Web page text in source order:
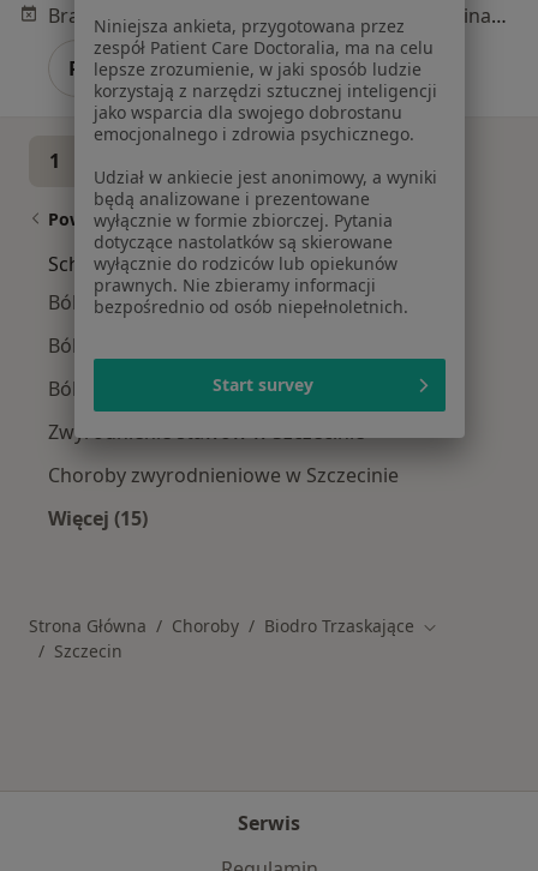
Brak dostępnych specjalistów z wolnymi terminami w tym centrum medycznym.
Pokaż profil
1
Powiązane wyszukiwania
Schorzenia w Szczecinie
Ból kolana w Szczecinie
Ból barku w Szczecinie
Ból biodra w Szczecinie
Zwyrodnienie stawów w Szczecinie
Choroby zwyrodnieniowe w Szczecinie
Więcej (15)
Strona Główna Choroby Biodro Trzaskające Zmień miasto
Szczecin
Serwis
Niniejsza ankieta, przygotowana przez
zespół Patient Care Doctoralia, ma na celu
lepsze zrozumienie, w jaki sposób ludzie
korzystają z narzędzi sztucznej inteligencji
jako wsparcia dla swojego dobrostanu
emocjonalnego i zdrowia psychicznego.
Udział w ankiecie jest anonimowy, a wyniki
będą analizowane i prezentowane
wyłącznie w formie zbiorczej. Pytania
dotyczące nastolatków są skierowane
wyłącznie do rodziców lub opiekunów
prawnych. Nie zbieramy informacji
bezpośrednio od osób niepełnoletnich.
Start survey